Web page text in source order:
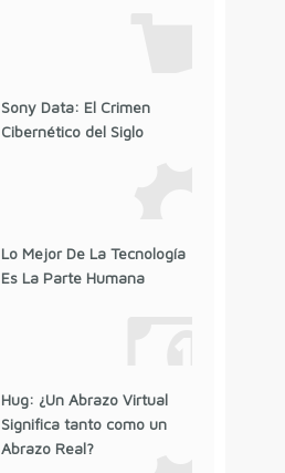
Sony Data: El Crimen
Cibernético del Siglo
Lo Mejor De La Tecnología
Es La Parte Humana
Hug: ¿Un Abrazo Virtual
Significa tanto como un
Abrazo Real?